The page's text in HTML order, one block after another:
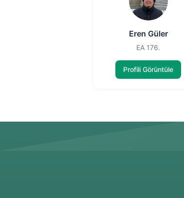
Eren Güler
EA 176.
Profili Görüntüle